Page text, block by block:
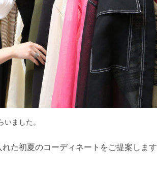
ました。
た初夏のコーディネートをご提案します